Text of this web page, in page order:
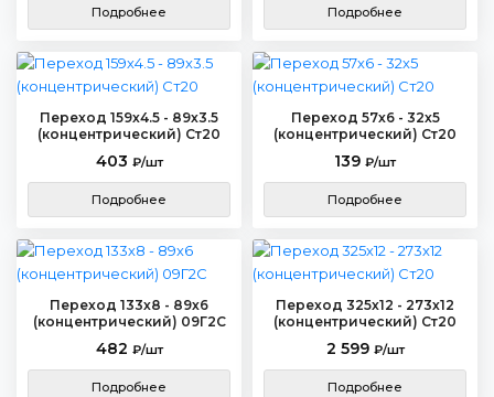
Подробнее Подробнее
Переход 159х4.5 - 89х3.5
(концентрический) Ст20
403 ₽/шт
Подробнее
Переход 57х6 - 32х5
(концентрический) Ст20
139 ₽/шт
Подробнее
Переход 133х8 - 89х6
(концентрический) 09Г2С
482 ₽/шт
Подробнее
Переход 325х12 - 273х12
(концентрический) Ст20
2 599 ₽/шт
Подробнее